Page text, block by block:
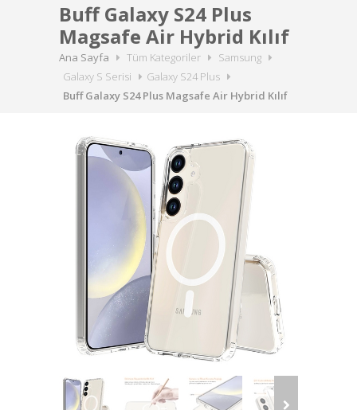
Buff Galaxy S24 Plus
Magsafe Air Hybrid Kılıf
Ana Sayfa Tüm Kategoriler
Samsung
Galaxy S Serisi
Galaxy S24 Plus
Buff Galaxy S24 Plus Magsafe Air Hybrid Kılıf